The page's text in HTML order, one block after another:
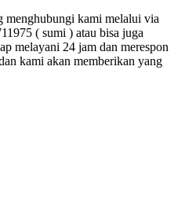
menghubungi kami melalui via
( sumi ) atau bisa juga
melayani 24 jam dan merespon
kami akan memberikan yang